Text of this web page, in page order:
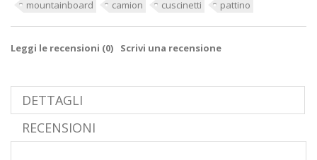
mountainboard camion cuscinetti pattino
Leggi le recensioni (0) Scrivi una recensione
DETTAGLI
RECENSIONI